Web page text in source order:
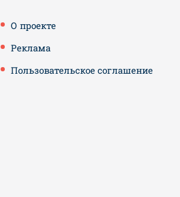
О проекте
Реклама
Пользовательское соглашение